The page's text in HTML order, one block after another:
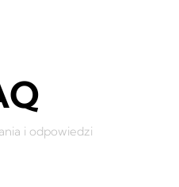
i odpowiedzi